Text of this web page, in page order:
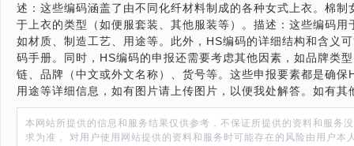
述：这些编码涵盖了由不同化纤材料制成的各种女式上衣。棉
于上衣的类型（如便服套装、其他服装等）。描述：这些编码
如材质、制造工艺、用途等。此外，HS编码的详细结构和含义
码手册。同时，HS编码的申报还需要考虑其他因素，如品牌类
链、品牌（中文或外文名称）、货号等。这些申报要素都是确
用途等详细信息，如有图片请上传图片，以便我处解答。如有
本网站所提供的信息和服务结果仅供参考，不保证所提供的资料和服务
求为准， 对用户使用网站提供的资料和服务时可能存在的风险由用户本